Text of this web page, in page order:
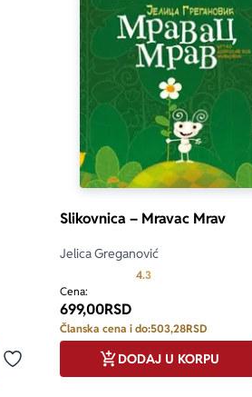
5
Dodaj u omiljene
Slikovnica – Mravac Mrav
Jelica Greganović
4.3Prosecna ocena je
Cena:
699,00RSD
Članska cena i do:503,28RSD
DODAJ U KORPU